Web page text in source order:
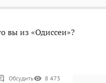
вы из «Одиссеи»?
Обсудить 8 475